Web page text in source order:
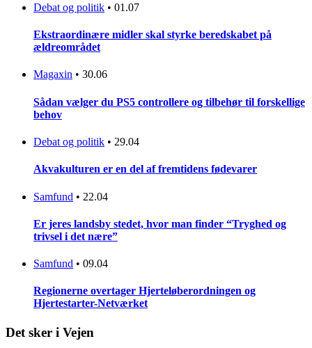
Debat og politik • 01.07
Ekstraordinære midler skal styrke beredskabet på
ældreområdet
Magaxin • 30.06
Sådan vælger du PS5 controllere og tilbehør til forskellige
behov
Debat og politik • 29.04
Akvakulturen er en del af fremtidens fødevarer
Samfund • 22.04
Er jeres landsby stedet, hvor man finder “Tryghed og
trivsel i det nære”
Samfund • 09.04
Regionerne overtager Hjerteløberordningen og
Hjertestarter-Netværket
Det sker i Vejen